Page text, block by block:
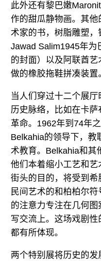
此外还有黎巴嫩
作的甜瓜静物画。其
术家的书，树脂雕塑
Jawad Salim1945年为
的封面）以及阿联酋
做的橡胶拖鞋拼凑装置
当人们穿过十二个展
历史脉络，比如在卡
革命。1962年到74年
Belkahia的领导下，教
术教育。Belkahia和其
他们本着缩小工艺和
街头的目的，将受到
民间艺术的和柏柏尔
的注意力专注在几何
写交流上。这场戏剧
都有所体现。
两个特别展将历史的